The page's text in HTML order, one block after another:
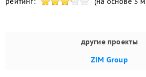
другие проекты
ZIM Group